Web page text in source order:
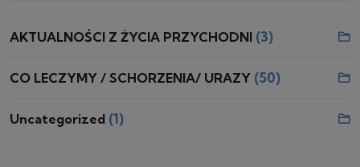
AKTUALNOŚCI Z ŻYCIA PRZYCHODNI (3)
CO LECZYMY / SCHORZENIA/ URAZY (50)
Uncategorized (1)